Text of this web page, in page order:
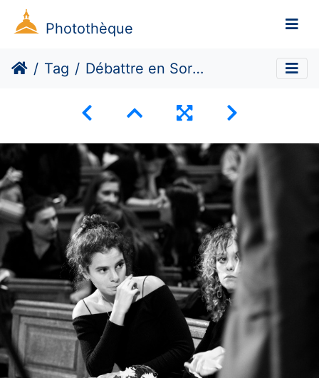
Photothèque
Tag Débattre en Sorbonne reçoit Inna Shevchenko